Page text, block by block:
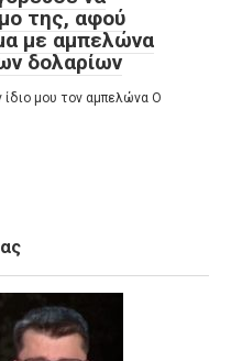
της, αφού
με αμπελώνα
δολαρίων
μου τον αμπελώνα Ο